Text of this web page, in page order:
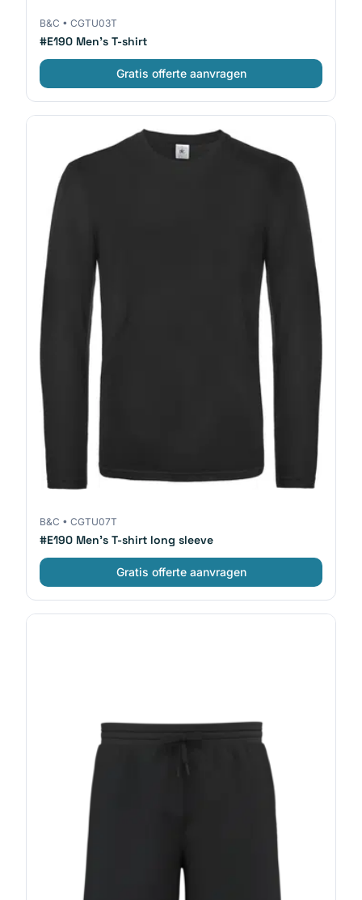
B&C • CGTU03T
#E190 Men's T-shirt
Gratis offerte aanvragen
B&C • CGTU07T
#E190 Men's T-shirt long sleeve
Gratis offerte aanvragen